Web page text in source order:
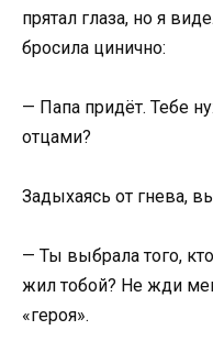
прятал глаза, но я
бросила цинично:
— Папа придёт. Тебе
отцами?
Задыхаясь от гнева,
— Ты выбрала того,
жил тобой? Не жди
«героя».